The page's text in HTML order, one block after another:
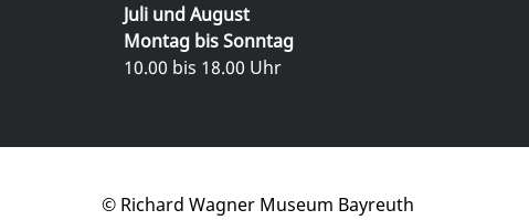
Juli und August
Montag bis Sonntag
10.00 bis 18.00 Uhr
© Richard Wagner Museum Bayreuth